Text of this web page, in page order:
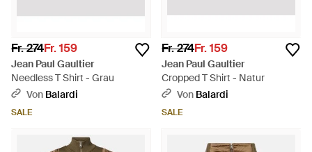
Fr. 274Fr. 159
Jean Paul Gaultier
Needless T Shirt - Grau
Von Balardi
SALE
Fr. 274Fr. 159
Jean Paul Gaultier
Cropped T Shirt - Natur
Von Balardi
SALE